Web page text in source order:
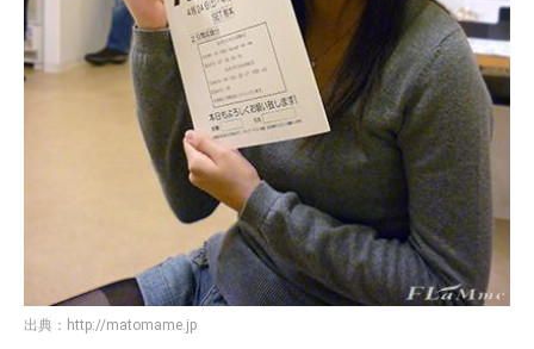
出典： http://matomame.jp